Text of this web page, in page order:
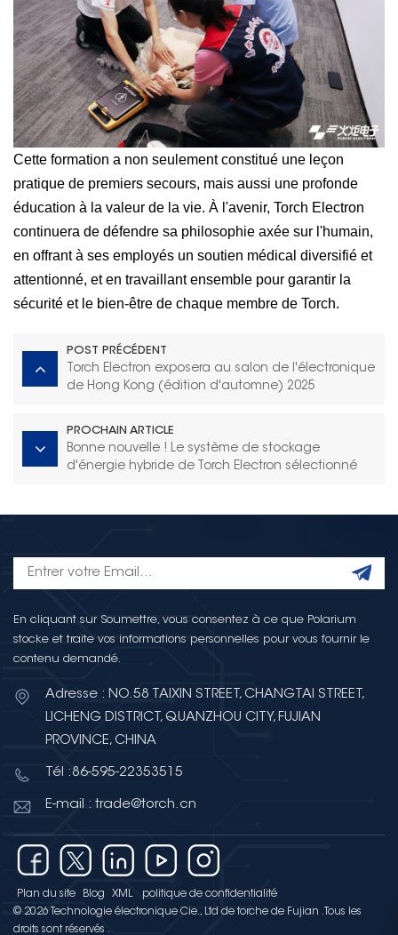
Cette formation a non seulement constitué une leçon
pratique de premiers secours, mais aussi une profonde
éducation à la valeur de la vie. À l'avenir, Torch Electron
continuera de défendre sa philosophie axée sur l'humain,
en offrant à ses employés un soutien médical diversifié et
attentionné, et en travaillant ensemble pour garantir la
sécurité et le bien-être de chaque membre de Torch.
POST PRÉCÉDENT
Torch Electron exposera au salon de l'électronique
de Hong Kong (édition d'automne) 2025
PROCHAIN ARTICLE
Bonne nouvelle ! Le système de stockage
d'énergie hybride de Torch Electron sélectionné
En cliquant sur Soumettre, vous consentez à ce que Polarium
stocke et traite vos informations personnelles pour vous fournir le
contenu demandé.
Adresse : NO.58 TAIXIN STREET, CHANGTAI STREET,
LICHENG DISTRICT, QUANZHOU CITY, FUJIAN
PROVINCE, CHINA
Tél :86-595-22353515
E-mail : trade@torch.cn
Plan du site Blog XML
politique de confidentialité
© 2026 Technologie électronique Cie., Ltd de torche de Fujian .Tous les
droits sont réservés .